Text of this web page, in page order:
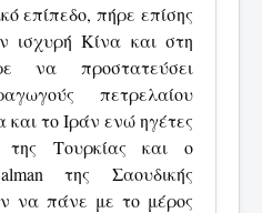
επίπεδο, πήρε επίσης
ισχυρή Κίνα και στη
να προστατεύσει
πετρελαίου
το Ιράν ενώ ηγέτες
Τουρκίας και ο
της Σαουδικής
να πάνε με το μέρος